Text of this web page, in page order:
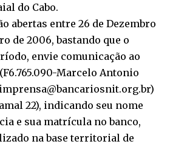
do Cabo.
abertas entre 26 de Dezembro
de 2006, bastando que o
envie comunicação ao
Marcelo Antonio
ramal 22), indicando seu nome
e sua matrícula no banco,
na base territorial de